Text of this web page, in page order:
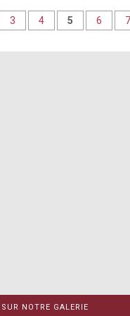
3 4 5 6 7
NOTRE GALERIE